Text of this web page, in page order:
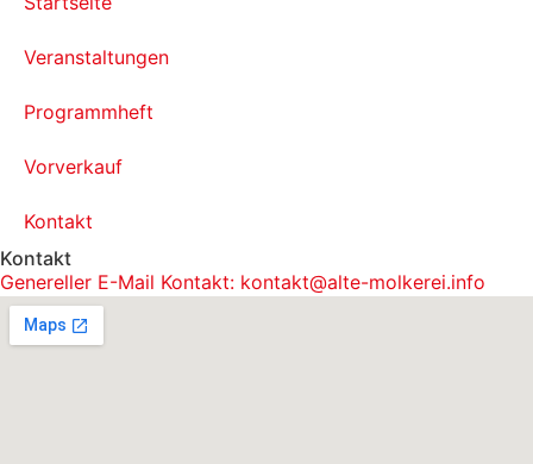
Veranstaltungen
Programmheft
Vorverkauf
Kontakt
Kontakt
Genereller E-Mail Kontakt: kontakt@alte-molkerei.info